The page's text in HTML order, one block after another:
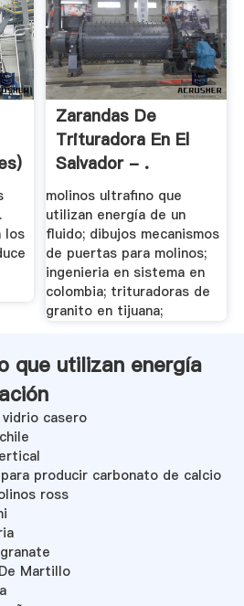
los
Zarandas De
Trituradora En El
Salvador - .
molinos ultrafino que
utilizan energía de un
fluido; dibujos mecanismos
de puertas para molinos;
ingenieria en sistema en
colombia; trituradoras de
granito en tijuana;
que utilizan energía
casero
producir carbonato de calcio
ross
Martillo